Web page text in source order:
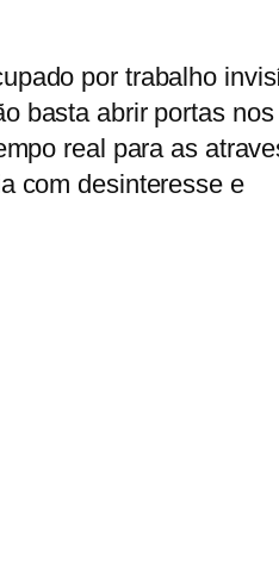
por trabalho
basta abrir portas nos
real para as
com desinteresse e